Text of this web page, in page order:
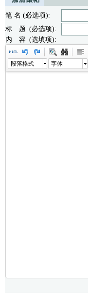
笔 名 (必选项):
标 题 (必选项):
内 容 (选填项):
段落格式 字体